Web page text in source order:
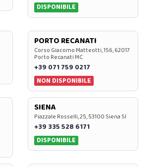
DISPONIBILE
PORTO RECANATI
Corso Giacomo Matteotti, 156, 62017
Porto Recanati MC
+39 071 759 0217
NON DISPONIBILE
SIENA
Piazzale Rosselli, 25, 53100 Siena SI
+39 335 528 6171
DISPONIBILE